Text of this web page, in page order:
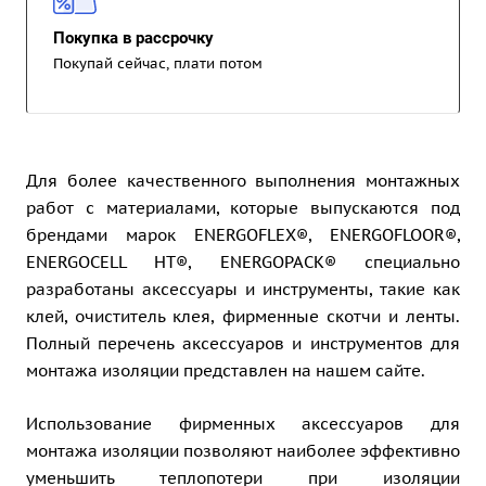
Покупка в рассрочку
Покупай сейчас, плати потом
Для более качественного выполнения монтажных
работ с материалами, которые выпускаются под
брендами марок ENERGOFLEX®, ENERGOFLOOR®,
ENERGOCELL HT®, ENERGOPACK® специально
разработаны аксессуары и инструменты, такие как
клей, очиститель клея, фирменные скотчи и ленты.
Полный перечень аксессуаров и инструментов для
монтажа изоляции представлен на нашем сайте.
Использование фирменных аксессуаров для
монтажа изоляции позволяют наиболее эффективно
уменьшить теплопотери при изоляции